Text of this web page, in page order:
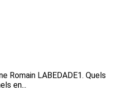
Romain LABEDADE1. Quels
en...